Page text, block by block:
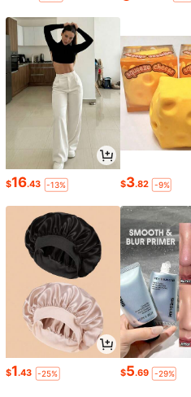
$16.43 -13% $3.82 -9%
$1.43 -25% $5.69 -29%